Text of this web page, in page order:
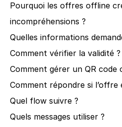
Pourquoi les offres offline
incompréhensions ?
Quelles informations
Comment vérifier la validité ?
Comment gérer un QR code
Comment répondre si l’offre
Quel flow suivre ?
Quels messages utiliser ?